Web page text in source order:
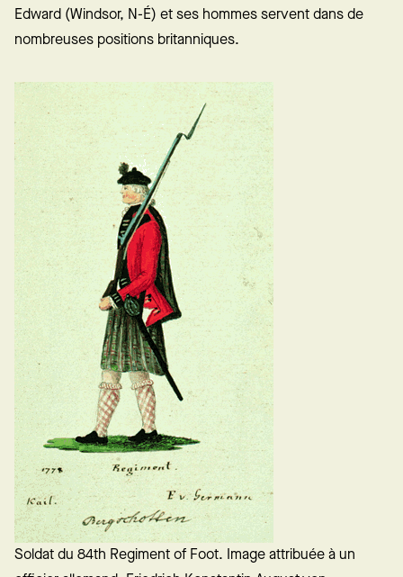
Edward (Windsor, N-É) et ses hommes servent dans de
nombreuses positions britanniques.
Soldat du 84th Regiment of Foot. Image attribuée à un